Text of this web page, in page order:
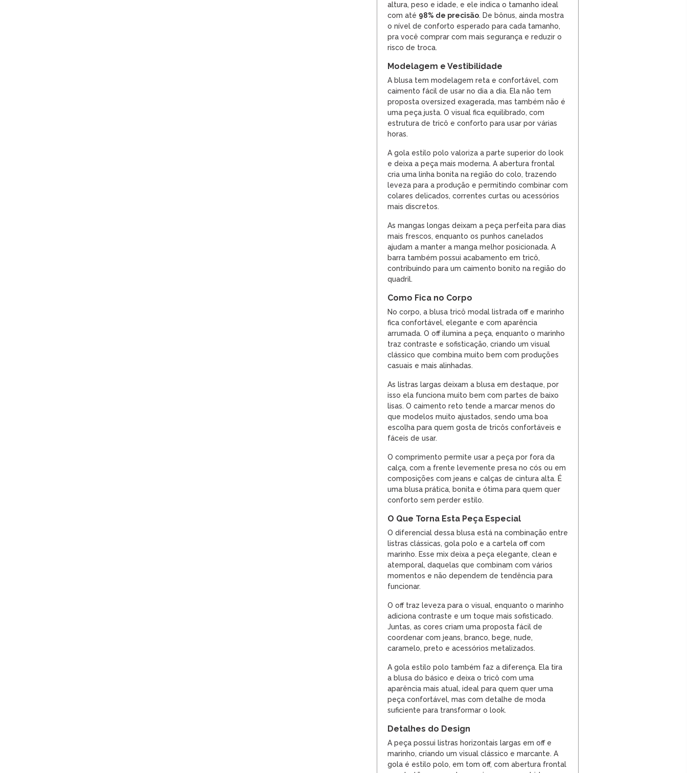
altura, peso e idade, e ele indica o tamanho ideal
com até 98% de precisão. De bônus, ainda mostra
o nível de conforto esperado para cada tamanho,
pra você comprar com mais segurança e reduzir o
risco de troca.
Modelagem e Vestibilidade
A blusa tem modelagem reta e confortável, com
caimento fácil de usar no dia a dia. Ela não tem
proposta oversized exagerada, mas também não é
uma peça justa. O visual fica equilibrado, com
estrutura de tricô e conforto para usar por várias
horas.
A gola estilo polo valoriza a parte superior do look
e deixa a peça mais moderna. A abertura frontal
cria uma linha bonita na região do colo, trazendo
leveza para a produção e permitindo combinar com
colares delicados, correntes curtas ou acessórios
mais discretos.
As mangas longas deixam a peça perfeita para dias
mais frescos, enquanto os punhos canelados
ajudam a manter a manga melhor posicionada. A
barra também possui acabamento em tricô,
contribuindo para um caimento bonito na região do
quadril.
Como Fica no Corpo
No corpo, a blusa tricô modal listrada off e marinho
fica confortável, elegante e com aparência
arrumada. O off ilumina a peça, enquanto o marinho
traz contraste e sofisticação, criando um visual
clássico que combina muito bem com produções
casuais e mais alinhadas.
As listras largas deixam a blusa em destaque, por
isso ela funciona muito bem com partes de baixo
lisas. O caimento reto tende a marcar menos do
que modelos muito ajustados, sendo uma boa
escolha para quem gosta de tricôs confortáveis e
fáceis de usar.
O comprimento permite usar a peça por fora da
calça, com a frente levemente presa no cós ou em
composições com jeans e calças de cintura alta. É
uma blusa prática, bonita e ótima para quem quer
conforto sem perder estilo.
O Que Torna Esta Peça Especial
O diferencial dessa blusa está na combinação entre
listras clássicas, gola polo e a cartela off com
marinho. Esse mix deixa a peça elegante, clean e
atemporal, daquelas que combinam com vários
momentos e não dependem de tendência para
funcionar.
O off traz leveza para o visual, enquanto o marinho
adiciona contraste e um toque mais sofisticado.
Juntas, as cores criam uma proposta fácil de
coordenar com jeans, branco, bege, nude,
caramelo, preto e acessórios metalizados.
A gola estilo polo também faz a diferença. Ela tira
a blusa do básico e deixa o tricô com uma
aparência mais atual, ideal para quem quer uma
peça confortável, mas com detalhe de moda
suficiente para transformar o look.
Detalhes do Design
A peça possui listras horizontais largas em off e
marinho, criando um visual clássico e marcante. A
gola é estilo polo, em tom off, com abertura frontal